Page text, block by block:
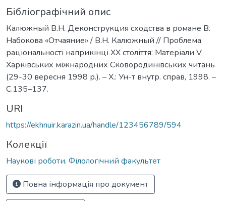
Бібліографічний опис
Калюжный В.Н. Деконструкция сходства в романе В.
Набокова «Отчаяние» / В.Н. Калюжный // Проблема
раціональності наприкінці ХХ століття: Матеріали V
Харківських міжнародних Сковородинівських читань
(29-30 вересня 1998 р.). – Х.: Ун-т внутр. справ, 1998. –
С.135–137.
URI
https://ekhnuir.karazin.ua/handle/123456789/594
Колекції
Наукові роботи. Філологічний факультет
Повна інформація про документ